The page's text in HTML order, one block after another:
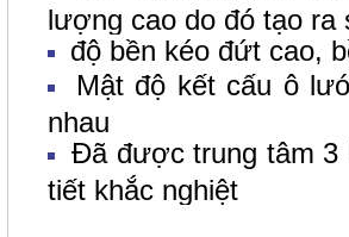
lượng cao do đó tạo ra
độ bền kéo đứt cao,
Mật độ kết cấu ô
nhau
Đã được trung tâm
tiết khắc nghiệt